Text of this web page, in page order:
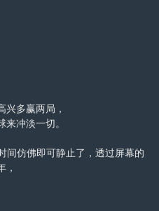
多赢两局，
冲淡一切。
间仿佛即可静止了，透过屏幕的
，